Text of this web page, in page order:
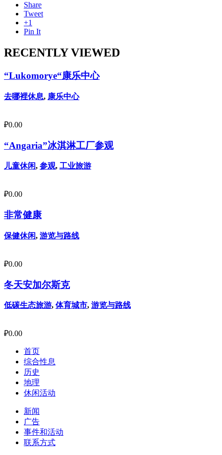
Share
Tweet
+1
Pin It
RECENTLY VIEWED
“Lukomorye“康乐中心
去哪裡休息, 康乐中心
₽0.00
“Angaria”冰淇淋工厂参观
儿童休闲, 参观, 工业旅游
₽0.00
非常健康
保健休闲, 游览与路线
₽0.00
冬天安加尔斯克
低碳生态旅游, 体育城市, 游览与路线
₽0.00
首页
综合性息
历史
地理
休闲活动
新闻
广告
事件和活动
联系方式